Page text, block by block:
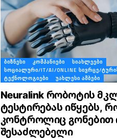
ᲑᲘᲖᲜᲔᲡᲘ ᲙᲝᲛᲞᲐᲜᲘᲔᲑᲘ
ᲡᲘᲐᲮᲚᲔᲔᲑᲘ
ᲡᲝᲪᲘᲐᲚᲣᲠᲘ/IT/AI/ONLINE ᲡᲘᲕᲠᲪᲔ/
ᲢᲔᲥᲜᲝᲚᲝᲒᲘᲔᲑᲘ
ᲣᲐᲮᲚᲔᲡᲘ ᲐᲛᲑᲔᲑᲘ
Neuralink რობოტის
ტესტირებას იწყებს,
კონტროლიც გონებით
შესაძლებელი